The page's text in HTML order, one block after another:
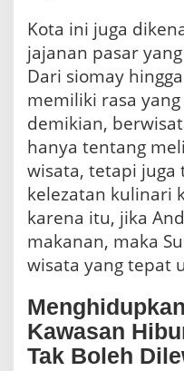
Kota ini juga
jajanan pasar
Dari siomay
memiliki rasa
demikian,
hanya tentang
wisata, tetapi
kelezatan kulinari
karena itu, jika
makanan, maka
wisata yang tepat
Kawasan
Tak Boleh